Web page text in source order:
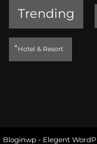
Trending
็Hotel & Resort
Bloginwp - Elegent